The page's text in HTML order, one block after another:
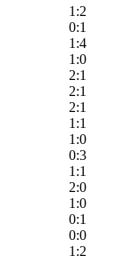
1:2
0:1
1:4
1:0
2:1
2:1
2:1
1:1
1:0
0:3
1:1
2:0
1:0
0:1
0:0
1:2